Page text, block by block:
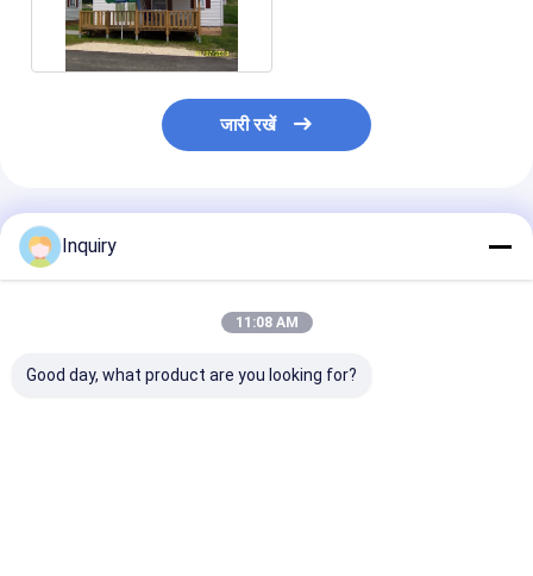
जारी रखें
अनुशंसित उत्पाद
Inquiry
11:08 AM
Good day, what product are you looking for?